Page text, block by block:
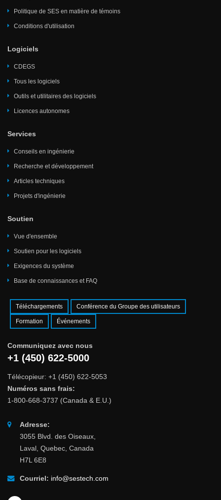
Politique de SES en matière de témoins
Conditions d'utilisation
Logiciels
CDEGS
Tous les logiciels
Outils et utilitaires des logiciels
Licences autonomes
Services
Conseils en ingénierie
Recherche et développement
Articles techniques
Projets d'ingénierie
Soutien
Vue d'ensemble
Soutien pour les logiciels
Exigences du système
Base de connaissances et FAQ
Téléchargements Conférence du Groupe des utilisateurs
Formation Événements
Communiquez avec nous
+1 (450) 622-5000
Télécopieur: +1 (450) 622-5053
Numéros sans frais:
1-800-668-3737 (Canada & E.U.)
Adresse:
3055 Blvd. des Oiseaux,
Laval, Quebec, Canada
H7L 6E8
Courriel: info@sestech.com